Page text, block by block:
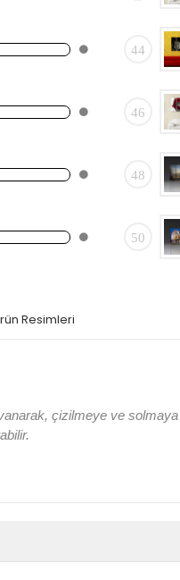
44
46
48
50
Resimleri
çizilmeye ve solmaya